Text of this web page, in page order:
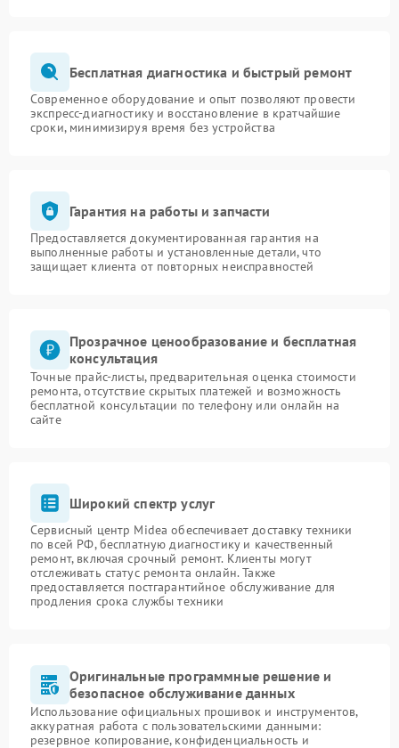
Бесплатная диагностика и быстрый ремонт
Современное оборудование и опыт позволяют провести
экспресс-диагностику и восстановление в кратчайшие
сроки, минимизируя время без устройства
Гарантия на работы и запчасти
Предоставляется документированная гарантия на
выполненные работы и установленные детали, что
защищает клиента от повторных неисправностей
Прозрачное ценообразование и бесплатная
консультация
Точные прайс-листы, предварительная оценка стоимости
ремонта, отсутствие скрытых платежей и возможность
бесплатной консультации по телефону или онлайн на
сайте
Широкий спектр услуг
Сервисный центр Midea обеспечивает доставку техники
по всей РФ, бесплатную диагностику и качественный
ремонт, включая срочный ремонт. Клиенты могут
отслеживать статус ремонта онлайн. Также
предоставляется постгарантийное обслуживание для
продления срока службы техники
Оригинальные программные решение и
безопасное обслуживание данных
Использование официальных прошивок и инструментов,
аккуратная работа с пользовательскими данными:
резервное копирование, конфиденциальность и